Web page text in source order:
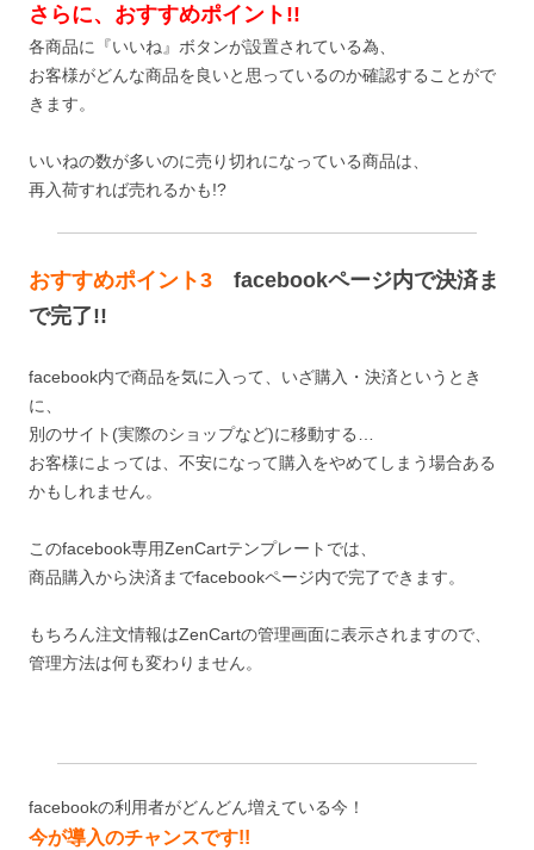
さらに、おすすめポイント !!
各商品に『いいね』ボタンが設置されている為、
お客様がどんな商品を良いと思っているのか確認することがで
きます。
いいねの数が多いのに売り切れになっている商品は、
再入荷すれば売れるかも!?
おすすめポイント3 facebookページ内で決済ま
で完了!!
facebook内で商品を気に入って、いざ購入・決済というとき
に、
別のサイト(実際のショップなど)に移動する…
お客様によっては、不安になって購入をやめてしまう場合ある
かもしれません。
このfacebook専用ZenCartテンプレートでは、
商品購入から決済までfacebookページ内で完了できます。
もちろん注文情報はZenCartの管理画面に表示されますので、
管理方法は何も変わりません。
facebookの利用者がどんどん増えている今！
今が導入のチャンスです!!